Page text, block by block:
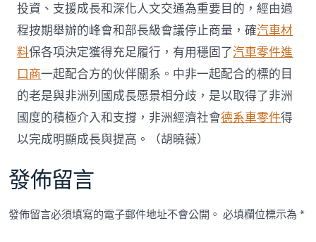
投資、支援成長和深化人文交通為重要目的，經由過
程按期舉辦的峰會和部長級會議停止商量，確汽車材
料保各項決定獲得充足履行，有用穩固了汽車零件進
口商一起配合方的伙伴關系。中非一起配合的標的目
的老是與非洲列國成長愿景相分歧，是以取得了非洲
國度的積極介入和支撐，非洲經濟社會德系車零件得
以完成明顯成長與提高。（胡曉薇）
發佈留言
發佈留言必須填寫的電子郵件地址不會公開。 必填欄位標示為*